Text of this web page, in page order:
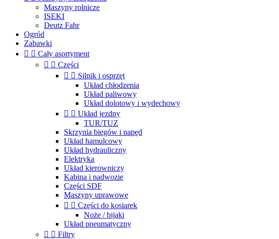
Maszyny rolnicze
ISEKI
Deutz Fahr
Ogród
Zabawki
  Cały asortyment
  Części
  Silnik i osprzęt
Układ chłodzenia
Układ paliwowy
Układ dolotowy i wydechowy
  Układ jezdny
TUR/TUZ
Skrzynia biegów i napęd
Układ hamulcowy
Układ hydrauliczny
Elektryka
Układ kierowniczy
Kabina i nadwozie
Części SDF
Maszyny uprawowe
  Części do kosiarek
Noże / bijaki
Układ pneumatyczny
  Filtry